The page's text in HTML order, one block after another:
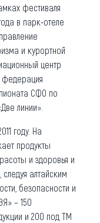
фестиваля
в парк-отеле
и курортной
центр
федерация
СФО по
линии».
году. На
продукты
и здоровья и
алтайским
безопасности и
– 150
и 200 под ТМ